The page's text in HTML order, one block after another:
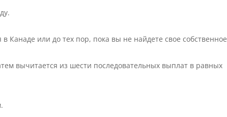
или до тех пор, пока вы не найдете свое собственное
вычитается из шести последовательных выплат в равных